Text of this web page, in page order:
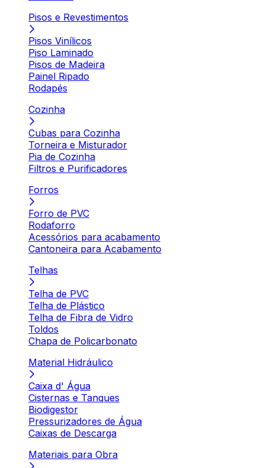
Pisos e Revestimentos
Pisos Vinílicos
Piso Laminado
Pisos de Madeira
Painel Ripado
Rodapés
Cozinha
Cubas para Cozinha
Torneira e Misturador
Pia de Cozinha
Filtros e Purificadores
Forros
Forro de PVC
Rodaforro
Acessórios para acabamento
Cantoneira para Acabamento
Telhas
Telha de PVC
Telha de Plástico
Telha de Fibra de Vidro
Toldos
Chapa de Policarbonato
Material Hidráulico
Caixa d' Água
Cisternas e Tanques
Biodigestor
Pressurizadores de Água
Caixas de Descarga
Materiais para Obra